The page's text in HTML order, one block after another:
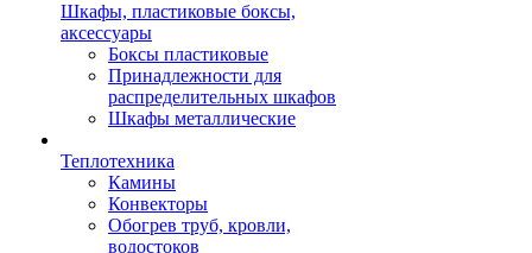
Шкафы, пластиковые боксы,
аксессуары
Боксы пластиковые
Принадлежности для
распределительных шкафов
Шкафы металлические
Теплотехника
Камины
Конвекторы
Обогрев труб, кровли,
водостоков